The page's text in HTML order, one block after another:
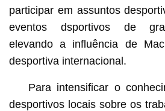
participar em assuntos
eventos dsportivos de
elevando a influência de
desportiva internacional.
Para intensificar o
desportivos locais sobre os